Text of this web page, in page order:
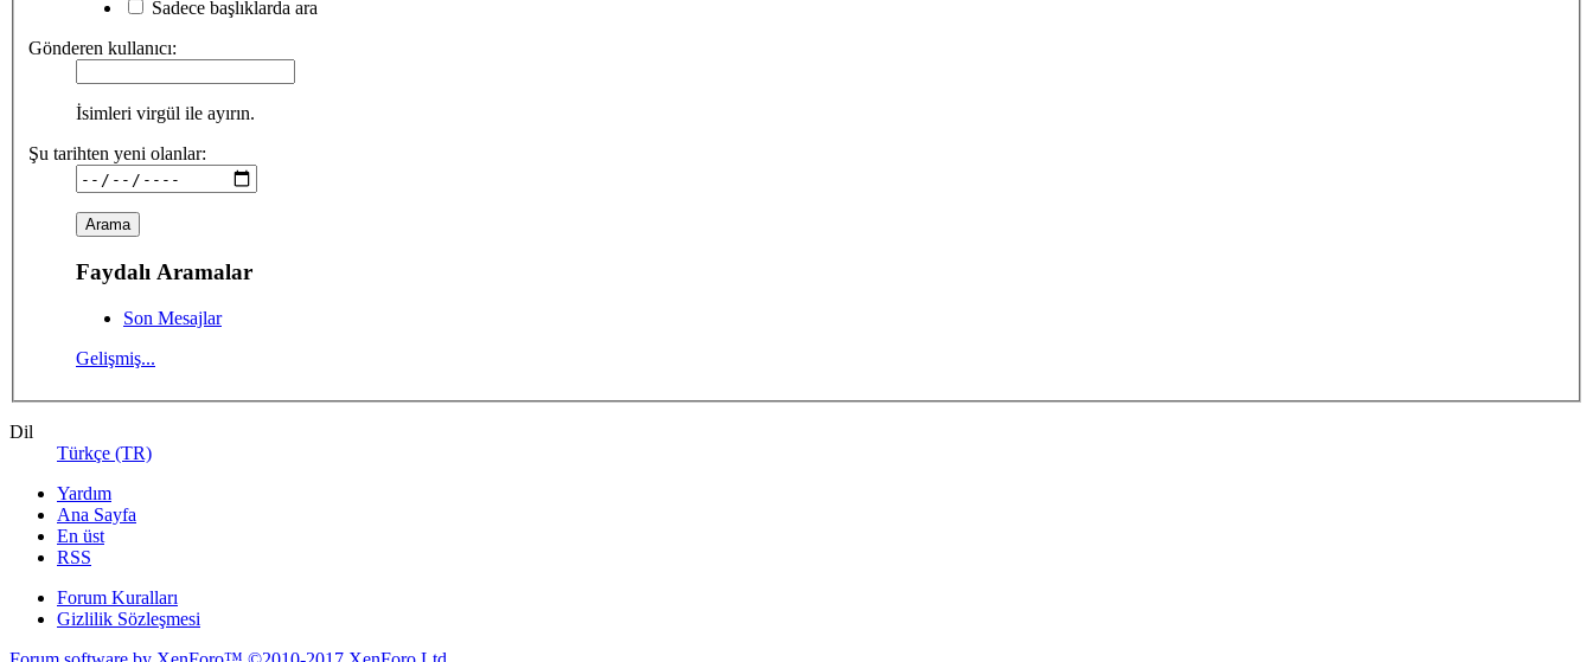
Sadece başlıklarda ara
Gönderen kullanıcı:
İsimleri virgül ile ayırın.
Şu tarihten yeni olanlar:
Faydalı Aramalar
Son Mesajlar
Gelişmiş...
Dil
Türkçe (TR)
Yardım
Ana Sayfa
En üst
RSS
Forum Kuralları
Gizlilik Sözleşmesi